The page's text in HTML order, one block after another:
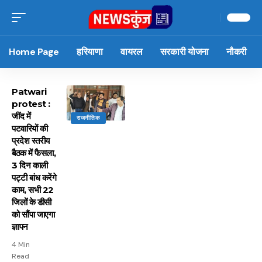
Home Page हरियाणा वायरल सरकारी योजना नौकरी
राजनीतिक
Patwari
protest :
जींद में
पटवारियों की
प्रदेश स्तरीय
बैठक में फैसला,
3 दिन काली
पट्टी बांध करेंगे
काम, सभी 22
जिलों के डीसी
को सौंपा जाएगा
ज्ञापन
4 Min
Read